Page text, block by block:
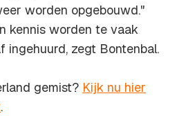
worden opgebouwd."
kennis worden te vaak
ingehuurd, zegt Bontenbal.
gemist? Kijk nu hier
.